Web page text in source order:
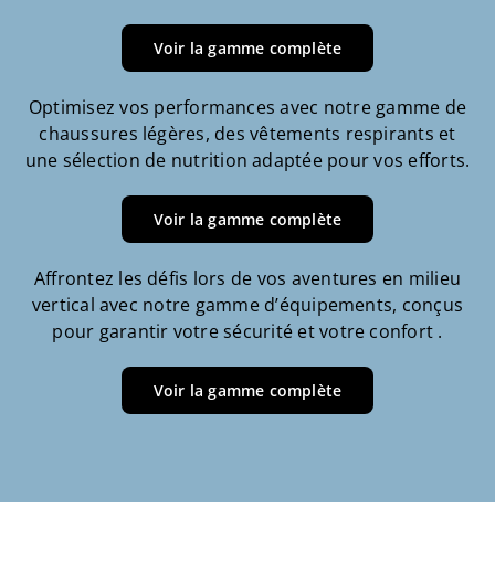
Voir la gamme complète
Optimisez vos performances avec notre gamme de
chaussures légères, des vêtements respirants et
une sélection de nutrition adaptée pour vos efforts.
Voir la gamme complète
Affrontez les défis lors de vos aventures en milieu
vertical avec notre gamme d’équipements, conçus
pour garantir votre sécurité et votre confort .
Voir la gamme complète